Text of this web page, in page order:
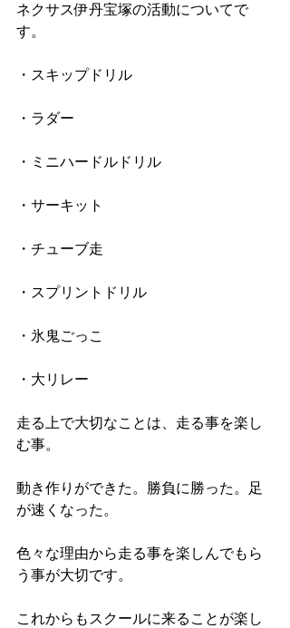
ネクサス伊丹宝塚の活動についてで
す。
・スキップドリル
・ラダー
・ミニハードルドリル
・サーキット
・チューブ走
・スプリントドリル
・氷鬼ごっこ
・大リレー
走る上で大切なことは、走る事を楽し
む事。
動き作りができた。勝負に勝った。足
が速くなった。
色々な理由から走る事を楽しんでもら
う事が大切です。
これからもスクールに来ることが楽し